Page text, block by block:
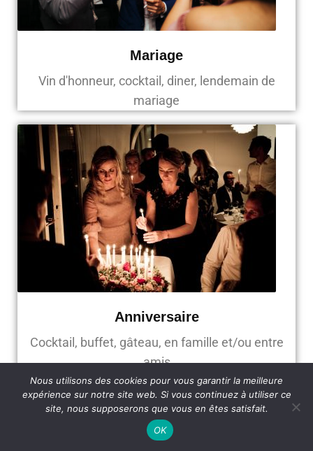
Mariage
Vin d'honneur, cocktail, diner, lendemain de
mariage
Anniversaire
Cocktail, buffet, gâteau, en famille et/ou entre
amis
Nous utilisons des cookies pour vous garantir la meilleure
expérience sur notre site web. Si vous continuez à utiliser ce
site, nous supposerons que vous en êtes satisfait.
OK